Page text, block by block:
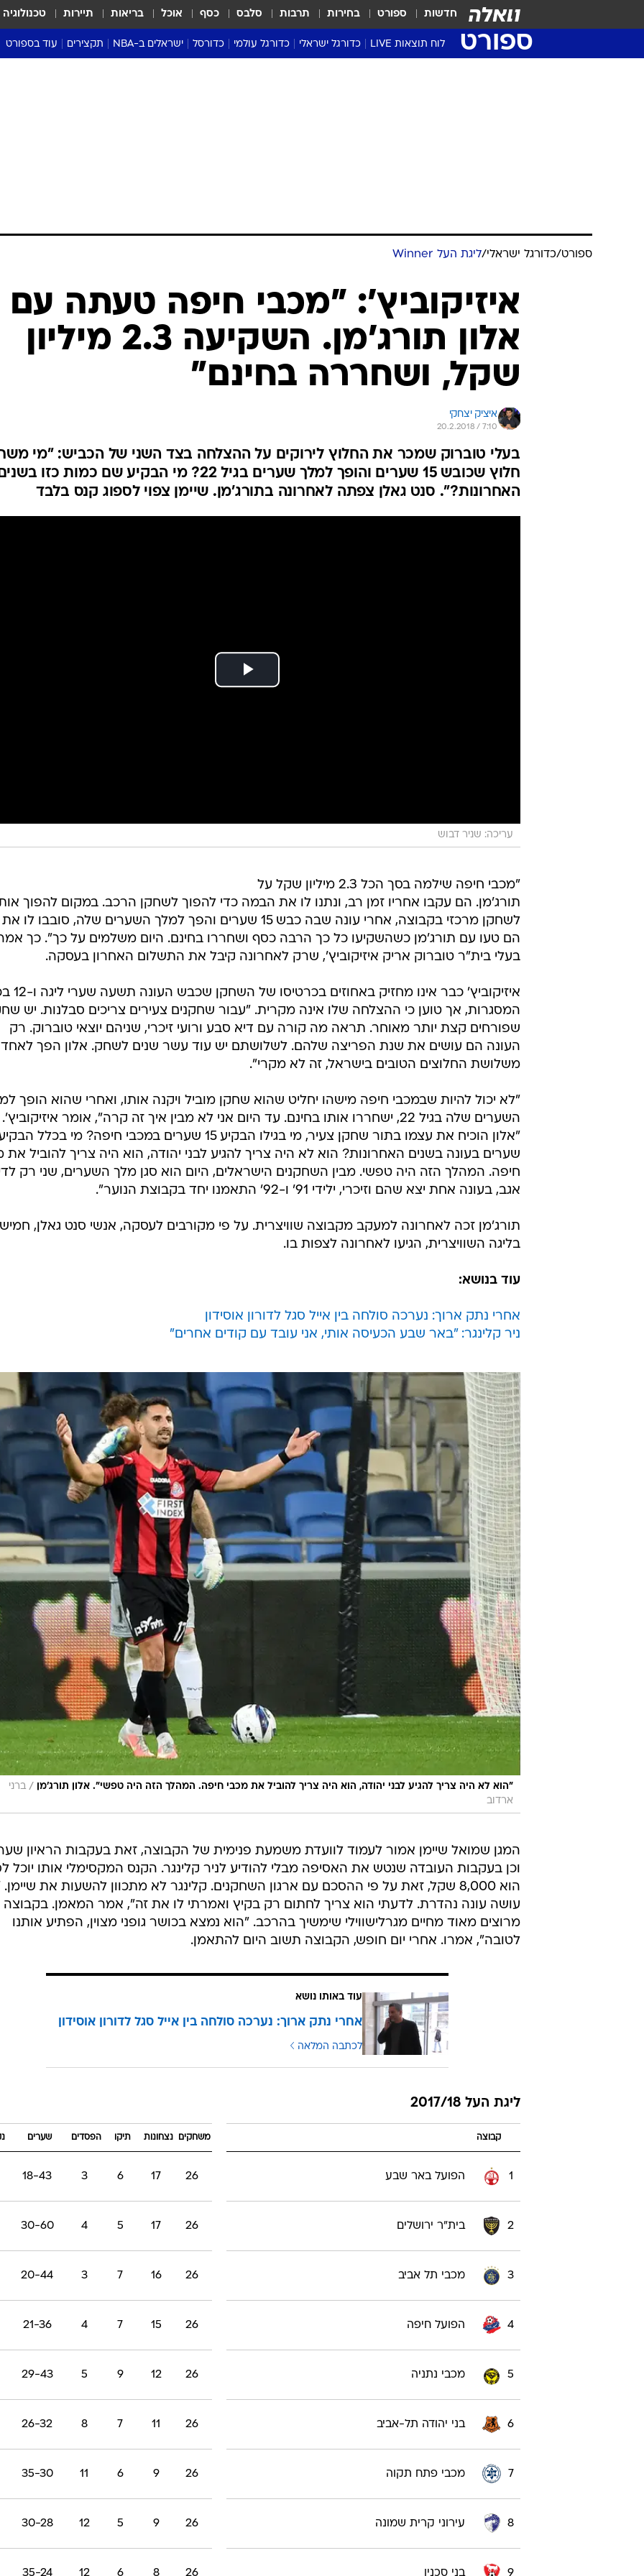
חדשות ספורט בחירות תרבות סלבס כסף אוכל בריאות תיירות טכנולוגיה
ספורט לוח תוצאות LIVE כדורגל ישראלי כדורגל עולמי כדורסל ישראלים ב-NBA תקצירים עוד בספורט
פוקר
ענפים נוספים
לוח שידורים
ספורט/כדורגל ישראלי/ליגת העל Winner
איזיקוביץ': "מכבי חיפה טעתה עם
אלון תורג'מן. השקיעה 2.3 מיליון
שקל, ושחררה בחינם"
איציק יצחקי
20.2.2018 / 7:10
בעלי טוברוק שמכר את החלוץ לירוקים על ההצלחה בצד השני של הכביש: "מי
חלוץ שכובש 15 שערים והופך למלך שערים בגיל 22? מי הבקיע שם כמות כזו בשנים
האחרונות?". סנט גאלן צפתה לאחרונה בתורג'מן. שיימן צפוי לספוג קנס בלבד
עריכה: שניר דבוש
"מכבי חיפה שילמה בסך הכל 2.3 מיליון שקל על
תורג'מן. הם עקבו אחריו זמן רב, ונתנו לו את הבמה כדי להפוך לשחקן הרכב. במקום להפוך
לשחקן מרכזי בקבוצה, אחרי עונה שבה כבש 15 שערים והפך למלך השערים שלה, סובבו
הם טעו עם תורג'מן כשהשקיעו כל כך הרבה כסף ושחררו בחינם. היום משלמים על כך". כך
בעלי בית"ר טוברוק אריק איזיקוביץ', שרק לאחרונה קיבל את התשלום האחרון בעסקה.
איזיקוביץ' כבר אינו מחזיק
המסגרות, אך טוען כי ההצלחה שלו אינה מקרית. "עבור שחקנים צעירים צריכים סבלנות. יש
שפורחים קצת יותר מאוחר. תראה מה קורה עם דיא סבע ורועי זיכרי, שניהם יוצאי טוברוק. רק
העונה הם עושים את שנת הפריצה שלהם. לשלושתם יש עוד עשר שנים לשחק. אלון הפך לאחד
משלושת החלוצים הטובים בישראל, זה לא מקרי".
"לא יכול להיות שבמכבי חיפה מישהו יחליט שהוא שחקן מוביל ויקנה אותו, ואחרי שהוא הופך
השערים שלה בגיל 22, ישחררו אותו בחינם. עד היום אני לא מבין איך זה קרה", אומר איזיקוביץ'.
שערים בעונה בשנים האחרונות? הוא לא היה צריך להגיע לבני יהודה, הוא היה צריך להוביל את
חיפה. המהלך הזה היה טפשי. מבין השחקנים הישראלים, היום הוא סגן מלך השערים, שני רק
אגב, בעונה אחת יצא שהם וזיכרי, ילידי 91' ו-92' התאמנו יחד בקבוצת הנוער".
תורג'מן זכה לאחרונה למעקב מקבוצה שוויצרית. על פי מקורבים לעסקה, אנשי סנט גאלן,
בליגה השוויצרית, הגיעו לאחרונה לצפות בו.
עוד בנושא:
אחרי נתק ארוך: נערכה סולחה בין אייל סגל לדורון אוסידון
ניר קלינגר: "באר שבע הכעיסה אותי, אני עובד עם קודים אחרים"
"הוא לא היה צריך להגיע לבני יהודה, הוא היה צריך להוביל את מכבי חיפה. המהלך הזה היה טפשי". אלון תורג'מן / ברני
ארדוב
המגן שמואל שיימן אמור לעמוד לוועדת משמעת פנימית של הקבוצה, זאת בעקבות הראיון
וכן בעקבות העובדה שנטש את האסיפה מבלי להודיע לניר קלינגר. הקנס המקסימלי אותו יוכל
הוא 8,000 שקל, זאת על פי ההסכם עם ארגון השחקנים. קלינגר לא מתכוון להשעות את
עושה עונה נהדרת. לדעתי הוא צריך לחתום רק בקיץ ואמרתי לו את זה", אמר המאמן. בקבוצה
מרוצים מאוד מחיים מגרלישווילי שימשיך בהרכב. "הוא נמצא בכושר גופני מצוין, הפתיע אותנו
לטובה", אמרו. אחרי יום חופש, הקבוצה תשוב היום להתאמן.
עוד באותו נושא
אחרי נתק ארוך: נערכה סולחה בין אייל סגל לדורון אוסידון
לכתבה המלאה
ליגת העל 2017/18
קבוצה משחקים נצחונות תיקו הפסדים שערים
1 הפועל באר שבע 26
17
6
3
18-43
2 בית"ר ירושלים 26
17
5
4
30-60
3 מכבי תל אביב 26
16
7
3
20-44
4 הפועל חיפה 26
15
7
4
21-36
5 מכבי נתניה 26
12
9
5
29-43
6 בני יהודה תל-אביב 26
11
7
8
26-32
7 מכבי פתח תקוה 26
9
6
11
35-30
8 עירוני קרית שמונה 26
9
5
12
30-28
9 בני סכנין 26
8
6
12
35-24